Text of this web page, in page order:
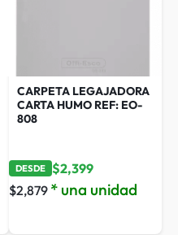
CARPETA LEGAJADORA
CARTA HUMO REF: EO-
808
DESDE $2,399
$2,879 * una unidad